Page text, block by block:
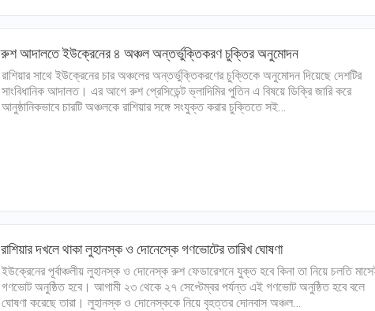
রুশ আদালতে ইউক্রেনের ৪ অঞ্চল অন্তর্ভুক্তিকরণ চুক্তির অনুমোদন
রাশিয়ার সাথে ইউক্রেনের চার অঞ্চলের অন্তর্ভুক্তিকরণের চুক্তিকে অনুমোদন দিয়েছে দেশটির
সাংবিধানিক আদালত। এর আগে রুশ প্রেসিডেন্ট ভ্লাদিমির পুতিন এ বিষয়ে ডিক্রি জারি করে
আনুষ্ঠানিকভাবে চারটি অঞ্চলকে রাশিয়ার সঙ্গে সংযুক্ত করার চুক্তিতে সই…
রাশিয়ার দখলে থাকা লুহানস্ক ও দোনেস্কে গণভোটের তারিখ ঘোষণা
ইউক্রেনের পূর্বাঞ্চলীয় লুহানস্ক ও দোনেস্ক রুশ ফেডারেশনে যুক্ত হবে কিনা তা নিয়ে চলতি
গণভোট অনুষ্ঠিত হবে। আগামী ২৩ থেকে ২৭ সেপ্টেম্বর পর্যন্ত এই গণভোট অনুষ্ঠিত হবে বলে
ঘোষণা করেছে তারা। লুহানস্ক ও দোনেস্ককে নিয়ে বৃহত্তর দোনবাস অঞ্চল…